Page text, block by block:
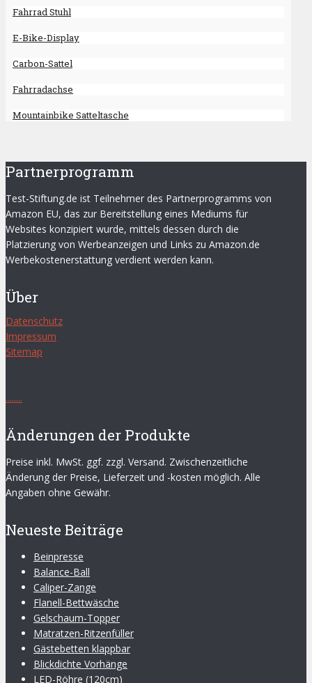
Fahrrad Stuhl
E-Bike-Display
Carbon-Sattel
Fahrradachse
Mountainbike Satteltasche
Partnerprogramm
Test-Stiftung.de ist Teilnehmer des Partnerprogramms von
Amazon EU, das zur Bereitstellung eines Mediums für
Websites konzipiert wurde, mittels dessen durch die
Platzierung von Werbeanzeigen und Links zu Amazon.de
Werbekostenerstattung verdient werden kann.
Über
Datenschutz
Impressum
Sitemap
........
Änderungen der Produkte
Preise inkl. MwSt. ggf. zzgl. Versand. Zwischenzeitliche
Änderung der Preise, Lieferzeit und -kosten möglich. Alle
Angaben ohne Gewähr.
Neueste Beiträge
Beinpresse
Balance-Ball
Caliper-Zange
Flanell-Bettwäsche
Gelschaum-Topper
Matratzen-Ritzenfüller
Gästebetten klappbar
Blickdichte Vorhänge
LED-Röhre (120cm)